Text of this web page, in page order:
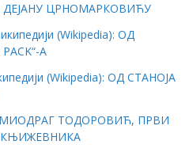
ЦРНОМАРКОВИЋУ
(Wikipedia): ОД
А
(Wikipedia): ОД СТАНОЈА
МИОДРАГ ТОДОРОВИЋ, ПРВИ